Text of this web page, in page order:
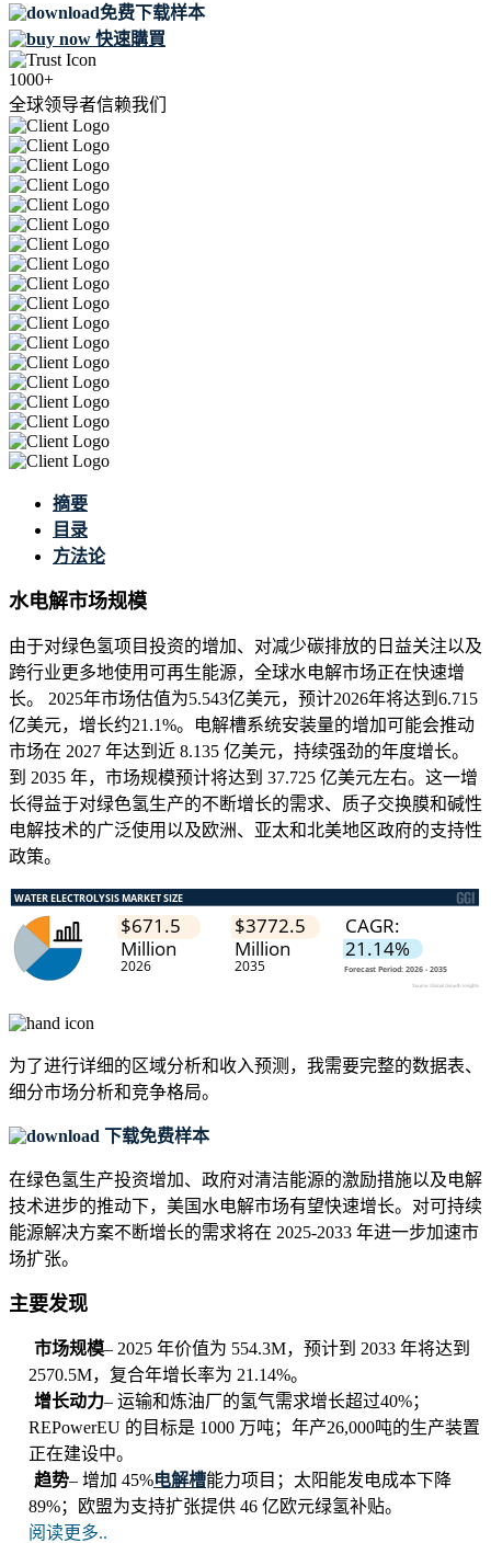
免费下载样本
快速購買
1000+
全球领导者信赖我们
摘要
目录
方法论
水电解市场规模
由于对绿色氢项目投资的增加、对减少碳排放的日益关注以及
跨行业更多地使用可再生能源，全球水电解市场正在快速增
长。 2025年市场估值为5.543亿美元，预计2026年将达到6.715
亿美元，增长约21.1%。电解槽系统安装量的增加可能会推动
市场在 2027 年达到近 8.135 亿美元，持续强劲的年度增长。
到 2035 年，市场规模预计将达到 37.725 亿美元左右。这一增
长得益于对绿色氢生产的不断增长的需求、质子交换膜和碱性
电解技术的广泛使用以及欧洲、亚太和北美地区政府的支持性
政策。
为了进行详细的区域分析和收入预测，我需要完整的数据表、
细分市场分析和竞争格局。
下载免费样本
在绿色氢生产投资增加、政府对清洁能源的激励措施以及电解
技术进步的推动下，美国水电解市场有望快速增长。对可持续
能源解决方案不断增长的需求将在 2025-2033 年进一步加速市
场扩​​张。
主要发现
市场规模– 2025 年价值为 554.3M，预计到 2033 年将达到
2570.5M，复合年增长率为 21.14%。
增长动力– 运输和炼油厂的氢气需求增长超过40%；
REPowerEU 的目标是 1000 万吨；年产26,000吨的生产装置
正在建设中。
趋势– 增加 45%电解槽能力项目；太阳能发电成本下降
89%；欧盟为支持扩张提供 46 亿欧元绿氢补贴。
阅读更多..